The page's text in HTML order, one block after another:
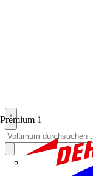
Premium 1